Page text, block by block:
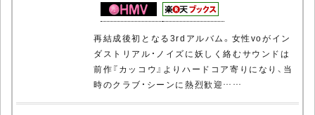
再結成後初となる3rdアルバム。女性voがイン
ダストリアル・ノイズに妖しく絡むサウンドは
前作『カッコウ』よりハードコア寄りになり、当
時のクラブ・シーンに熱烈歓迎……